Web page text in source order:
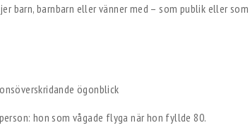
barnbarn eller vänner med – som publik eller som
ögonblick
hon som vågade flyga när hon fyllde 80.